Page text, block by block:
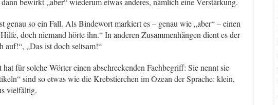
genau so ein Fall. Als Bindewort markiert es – genau wie „aber“ – einen
doch niemand hörte ihn.“ In anderen Zusammenhängen dient es der
auf!“, „Das ist doch seltsam!“
für solche Wörter einen abschreckenden Fachbegriff: Sie nennt sie
sind so etwas wie die Krebstierchen im Ozean der Sprache: klein,
vielfältig.